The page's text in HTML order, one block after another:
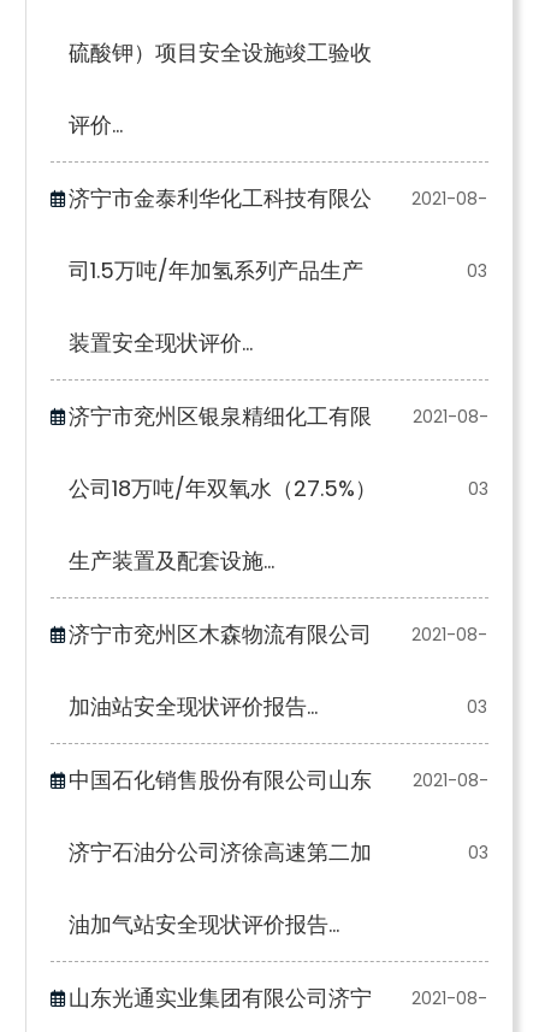
硫酸钾）项目安全设施竣工验收
评价...
济宁市金泰利华化工科技有限公
司1.5万吨/年加氢系列产品生产
装置安全现状评价...
2021-08-
03
济宁市兖州区银泉精细化工有限
公司18万吨/年双氧水（27.5%）
生产装置及配套设施...
2021-08-
03
济宁市兖州区木森物流有限公司
加油站安全现状评价报告...
2021-08-
03
中国石化销售股份有限公司山东
济宁石油分公司济徐高速第二加
油加气站安全现状评价报告...
2021-08-
03
山东光通实业集团有限公司济宁 2021-08-